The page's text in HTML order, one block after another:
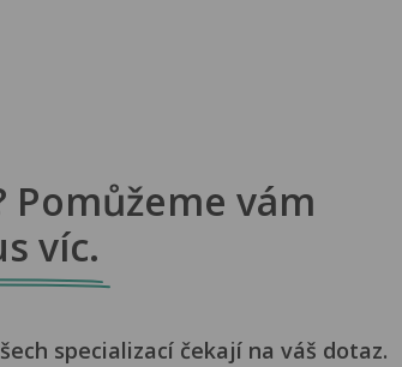
Pomůžeme vám
víc.
specializací čekají na váš dotaz.